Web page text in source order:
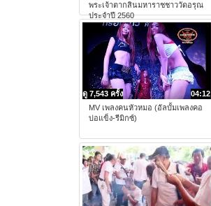
พระเจ้าตากสินมหาราชชาววัดอรุณ
ประจำปี 2560
04:12
ดู 7,543 ครั้ง
MV เพลงคนหัวหมอ (อัลบั้มเพลงคอ
บ่อแข็ง-รีมิกซ์)